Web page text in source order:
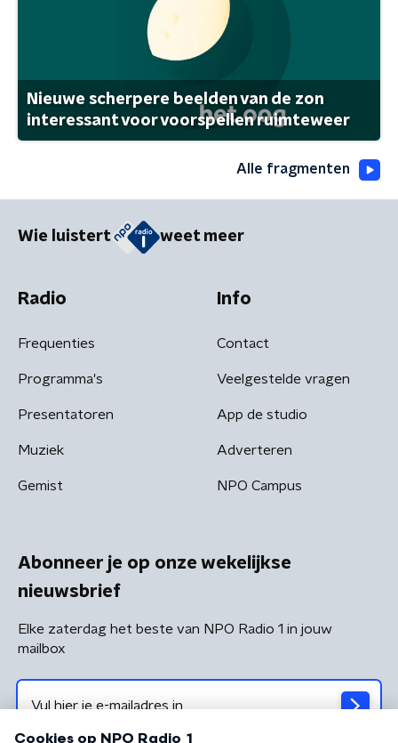
Nieuwe scherpere beelden van de zon
interessant voor voorspellen ruimteweer
Alle fragmenten
Wie luistert weet meer
Radio
Frequenties
Programma's
Presentatoren
Muziek
Gemist
Info
Contact
Veelgestelde vragen
App de studio
Adverteren
NPO Campus
Abonneer je op onze wekelijkse
nieuwsbrief
Elke zaterdag het beste van NPO Radio 1 in jouw
mailbox